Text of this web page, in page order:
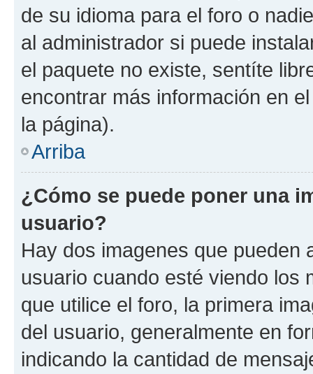
de su idioma para el foro o
al administrador si puede
el paquete no existe, sentíte
encontrar más información en
la página).
Arriba
¿Cómo se puede poner una
usuario?
Hay dos imagenes que pueden
usuario cuando esté viendo los
que utilice el foro, la primera
del usuario, generalmente en
indicando la cantidad de